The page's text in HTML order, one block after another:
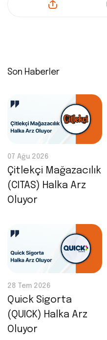
Son Haberler
07 Ağu 2026
Çitlekçi Mağazacılık
(CITAS) Halka Arz
Oluyor
28 Tem 2026
Quick Sigorta
(QUICK) Halka Arz
Oluyor